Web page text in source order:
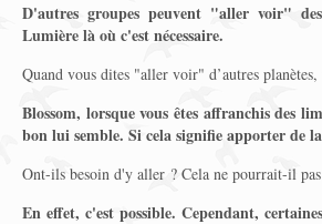
D'autres groupes peuvent "aller voir"
Lumière là où c'est nécessaire.
Quand vous dites "aller voir" d’autres
Blossom, lorsque vous êtes affranchis des
bon lui semble. Si cela signifie apporter de
Ont-ils besoin d'y aller ? Cela ne pourrait-il
En effet, c'est possible. Cependant,